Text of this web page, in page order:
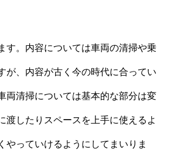
す。内容については車両の清掃や乗
が、内容が古く今の時代に合ってい
両清掃については基本的な部分は変
渡したりスペースを上手に使えるよ
やっていけるようにしてまいりま